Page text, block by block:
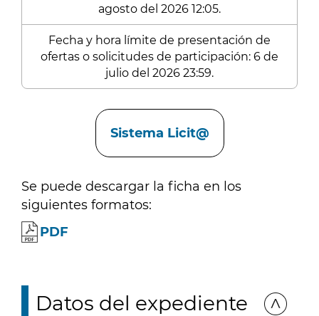
agosto del 2026 12:05.
Fecha y hora límite de presentación de
ofertas o solicitudes de participación: 6 de
julio del 2026 23:59.
Sistema Licit@
Se puede descargar la ficha en los
siguientes formatos:
PDF
Datos del expediente